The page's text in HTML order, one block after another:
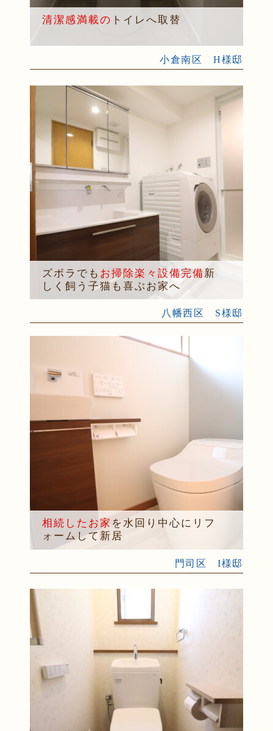
清潔感満載の トイレへ取替
小倉南区 H様邸
ズボラでも お掃除楽々設備完備新
しく飼う子猫も喜ぶお家へ
八幡西区 S様邸
相続したお家 を水回り中心にリフ
ォームして新居
門司区 I様邸